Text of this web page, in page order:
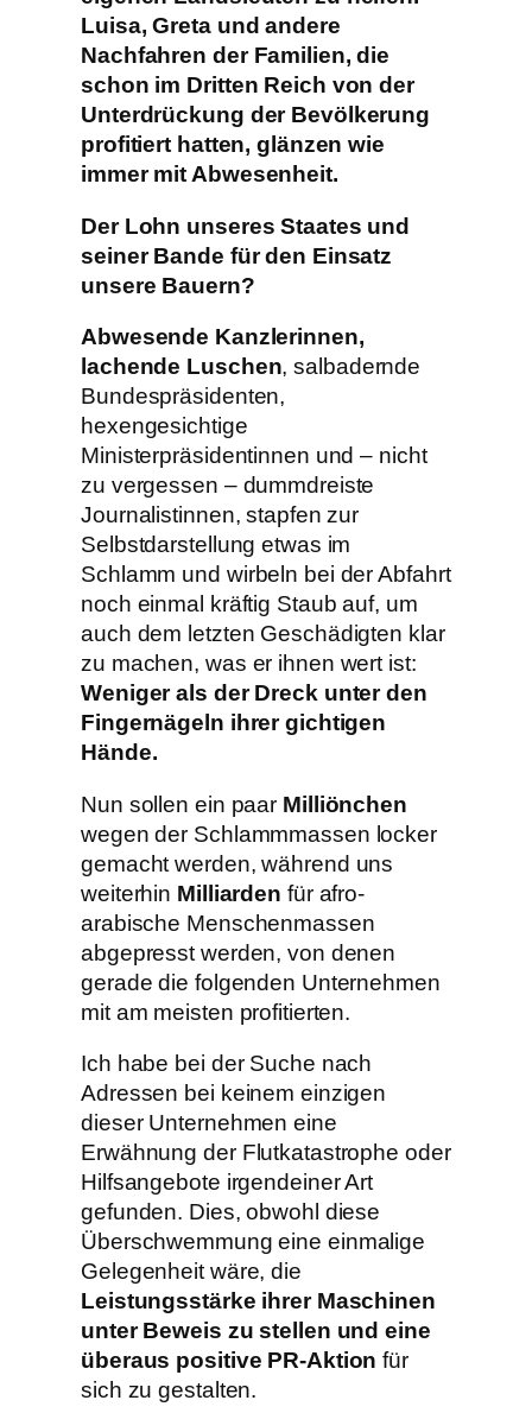
Luisa, Greta und andere
Nachfahren der Familien, die
schon im Dritten Reich von der
Unterdrückung der Bevölkerung
profitiert hatten, glänzen wie
immer mit Abwesenheit.
Der Lohn unseres Staates und
seiner Bande für den Einsatz
unsere Bauern?
Abwesende Kanzlerinnen,
lachende Luschen, salbadernde
Bundespräsidenten,
hexengesichtige
Ministerpräsidentinnen und – nicht
zu vergessen – dummdreiste
Journalistinnen, stapfen zur
Selbstdarstellung etwas im
Schlamm und wirbeln bei der Abfahrt
noch einmal kräftig Staub auf, um
auch dem letzten Geschädigten klar
zu machen, was er ihnen wert ist:
Weniger als der Dreck unter den
Fingernägeln ihrer gichtigen
Hände.
Nun sollen ein paar Milliönchen
wegen der Schlammmassen locker
gemacht werden, während uns
weiterhin Milliarden für afro-
arabische Menschenmassen
abgepresst werden, von denen
gerade die folgenden Unternehmen
mit am meisten profitierten.
Ich habe bei der Suche nach
Adressen bei keinem einzigen
dieser Unternehmen eine
Erwähnung der Flutkatastrophe oder
Hilfsangebote irgendeiner Art
gefunden. Dies, obwohl diese
Überschwemmung eine einmalige
Gelegenheit wäre, die
Leistungsstärke ihrer Maschinen
unter Beweis zu stellen und eine
überaus positive PR-Aktion für
sich zu gestalten.